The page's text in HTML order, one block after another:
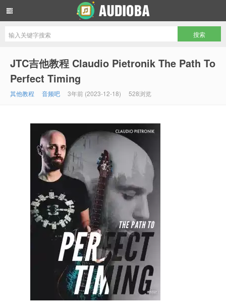
JTC吉他教程 Claudio Pietronik The Path To
Perfect Timing
其他教程 音频吧 3年前 (2023-12-18) 528浏览